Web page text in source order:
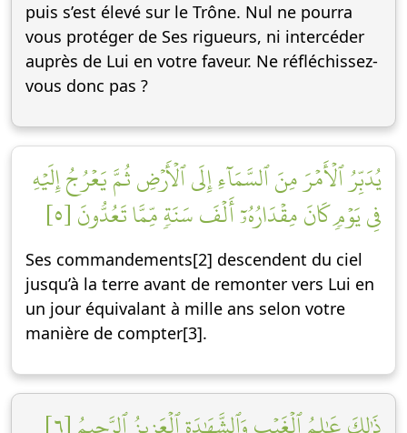
puis s’est élevé sur le Trône. Nul ne pourra
vous protéger de Ses rigueurs, ni intercéder
auprès de Lui en votre faveur. Ne réfléchissez-
vous donc pas ?
يُدَبِّرُ ٱلۡأَمۡرَ مِنَ ٱلسَّمَآءِ إِلَى ٱلۡأَرۡضِ ثُمَّ يَعۡرُجُ إِلَيۡهِ
فِي يَوۡمٖ كَانَ مِقۡدَارُهُۥٓ أَلۡفَ سَنَةٖ مِّمَّا تَعُدُّونَ [٥]
Ses commandements[2] descendent du ciel
jusqu’à la terre avant de remonter vers Lui en
un jour équivalant à mille ans selon votre
manière de compter[3].